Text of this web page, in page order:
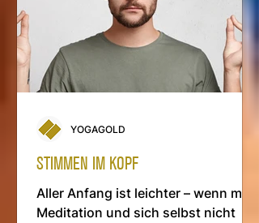
STIMMEN IM KOPF
Aller Anfang ist leichter – wenn man
Meditation und sich selbst nicht
YOGAGOLD